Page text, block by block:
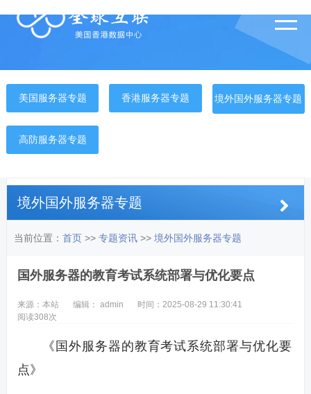
美国服务器专题 香港服务器专题 境外国外服务器专题
高防服务器专题
境外国外服务器专题
当前位置： 首页>> 专题资讯>> 境外国外服务器专题
国外服务器的教育考试系统部署与优化要点
来源：本站 编辑： admin
时间：2025-08-29 11:30:41
阅读308次
《国外服务器的教育考试系统部署与优化要
点》